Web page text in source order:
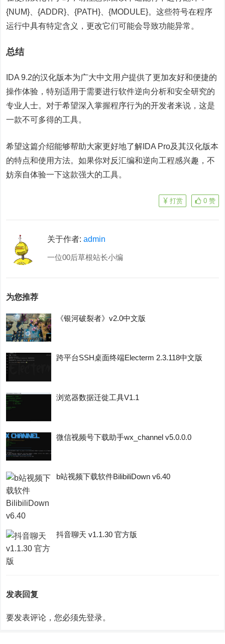
{NUM}、{ADDR}、{PATH}、{MODULE}。这些符号在程序
运行中具有特定含义，更改它们可能会导致功能异常。
总结
IDA 9.2的汉化版本为广大中文用户提供了更加友好和便捷的
操作体验，特别适用于需要进行软件逆向分析和安全研究的
专业人士。对于希望深入掌握程序行为的开发者来说，这是
一款不可多得的工具。
希望这篇介绍能够帮助大家更好地了解IDA Pro及其汉化版本
的特点和使用方法。如果你对反汇编和逆向工程感兴趣，不
妨亲自体验一下这款强大的工具。
0 赞
打赏
关于作者:admin
一位00后草根站长小编
为您推荐
《银河破裂者》v2.0中文版
跨平台SSH桌面终端Electerm 2.3.118中文版
浏览器数据迁徙工具V1.1
微信视频号下载助手wx_channel v5.0.0.0
b站视频下载软件BilibiliDown v6.40
抖音聊天 v1.1.30 官方版
发表回复
要发表评论，您必须先登录。